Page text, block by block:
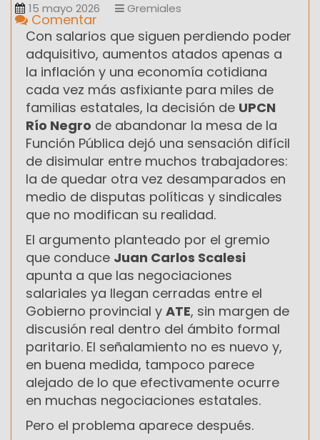
15 mayo 2026 Gremiales
Comentar
Con salarios que siguen perdiendo poder
adquisitivo, aumentos atados apenas a
la inflación y una economía cotidiana
cada vez más asfixiante para miles de
familias estatales, la decisión de UPCN
Río Negro de abandonar la mesa de la
Función Pública dejó una sensación difícil
de disimular entre muchos trabajadores:
la de quedar otra vez desamparados en
medio de disputas políticas y sindicales
que no modifican su realidad.
El argumento planteado por el gremio
que conduce Juan Carlos Scalesi
apunta a que las negociaciones
salariales ya llegan cerradas entre el
Gobierno provincial y ATE, sin margen de
discusión real dentro del ámbito formal
paritario. El señalamiento no es nuevo y,
en buena medida, tampoco parece
alejado de lo que efectivamente ocurre
en muchas negociaciones estatales.
Pero el problema aparece después.